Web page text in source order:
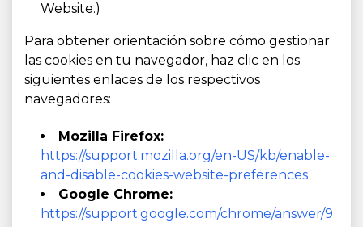
Website.)
Para obtener orientación sobre cómo gestionar
las cookies en tu navegador, haz clic en los
siguientes enlaces de los respectivos
navegadores:
Mozilla Firefox:
https://support.mozilla.org/en-US/kb/enable-
and-disable-cookies-website-preferences
Google Chrome:
https://support.google.com/chrome/answer/9